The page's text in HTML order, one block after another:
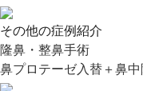
その他の症例紹介
隆鼻・整鼻手術
鼻プロテーゼ入替＋鼻